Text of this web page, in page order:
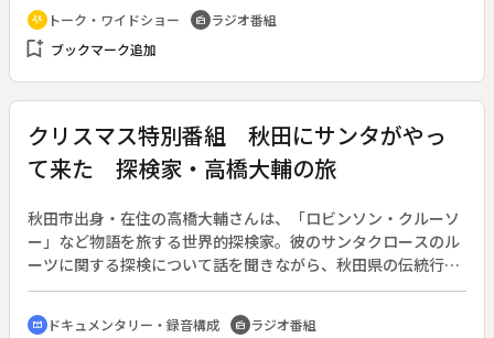
えて今年開業１００周年の通天閣と新世界にスポットを当て、
その魅力を伝える。前半は事前取材で、通天閣の展望台よりさ
らに上の天気予報ネオンからレポートし、地上８０ｍのスカイ
のイメージを払拭し、観光客も増加した。通天閣観光の副社長
は、新世界から全世界を盛り上げたい、と夢を語る。後半のゲ
ストは、ソウルシンガーの大西ユカリさん。通天閣の近所に移
り住んで１０年、町が小奇麗になってお客さんが増えたが、昔
行っているライブについて聞く。リスナーからも、通天閣の思
い出を募集する。（７８分の編集版を公開）
adaptive_audio_mic トーク・ワイドショー radio ラジオ番組
bookmark_add ブックマーク追加
クリスマス特別番組 秋田にサンタがやっ
て来た 探検家・高橋大輔の旅
秋田市出身・在住の高橋大輔さんは、「ロビンソン・クルーソ
ー」など物語を旅する世界的探検家。彼のサンタクロースのル
ーツに関する探検について話を聞きながら、秋田県の伝統行事
である「なまはげ」とサンタクロースの意外な関係について紐
解いていく。◆サンタクロースは本当にいるの？という少女の
手紙。高橋さんも、サンタのいる場所に行くことを夢見る少年
cinematic_blur ドキュメンタリー・録音構成 radio ラジオ番組